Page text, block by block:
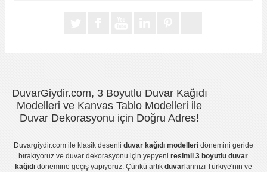
DuvarGiydir.com, 3 Boyutlu Duvar Kağıdı
Modelleri ve Kanvas Tablo Modelleri ile
Duvar Dekorasyonu için Doğru Adres!
Duvargiydir.comile klasik desenli duvar kağıdı modelleridönemini geride
bırakıyoruz veduvar dekorasyonu için yepyeniresimli 3 boyutlu duvar
kağıdıdönemine geçiş yapıyoruz. Çünkü artık duvarlarınızı Türkiye'nin ve